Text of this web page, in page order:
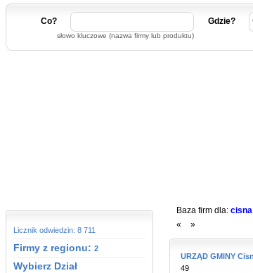
Co?
słowo kluczowe (nazwa firmy lub produktu)
Gdzie?
Licznik odwiedzin: 8 711
Firmy z regionu: 2
Wybierz Dział
Baza firm dla: cisna
«
»
URZĄD GMINY
49